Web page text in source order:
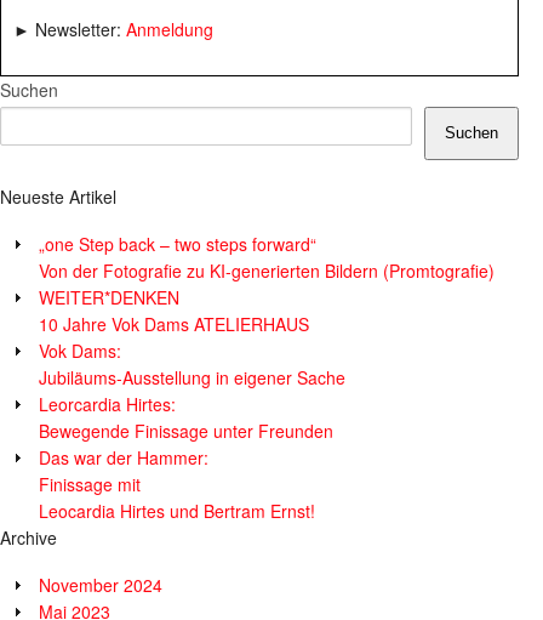
► Newsletter: Anmeldung
Suchen
Suchen
Neueste Artikel
„one Step back – two steps forward“
Von der Fotografie zu KI-generierten Bildern (Promtografie)
WEITER*DENKEN
10 Jahre Vok Dams ATELIERHAUS
Vok Dams:
Jubiläums-Ausstellung in eigener Sache
Leorcardia Hirtes:
Bewegende Finissage unter Freunden
Das war der Hammer:
Finissage mit
Leocardia Hirtes und Bertram Ernst!
Archive
November 2024
Mai 2023